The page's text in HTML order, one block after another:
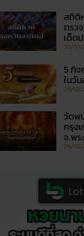
สถิติ
ตรว
เด็ด
30/03/
5 กิจ
ในวั
28/02/
วัดพ
กรุงเ
จ.พร
28/02/